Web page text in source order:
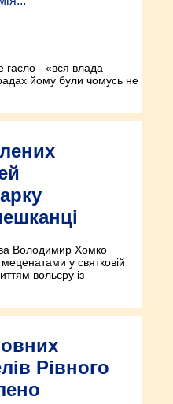
гасло - «вся влада
йому були чомусь не
Володимир Хомко
у святковій
вольєру із
Рівного